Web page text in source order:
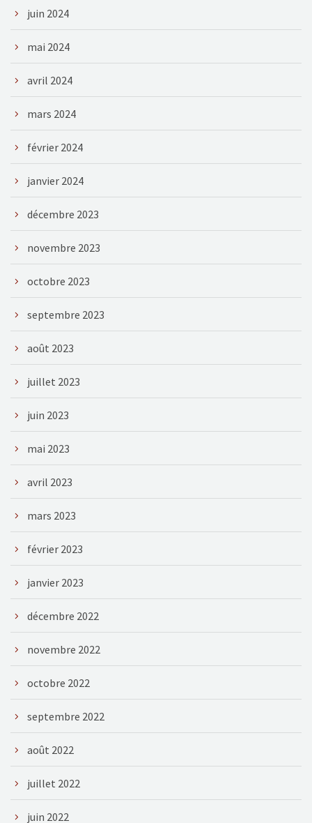
juin 2024
mai 2024
avril 2024
mars 2024
février 2024
janvier 2024
décembre 2023
novembre 2023
octobre 2023
septembre 2023
août 2023
juillet 2023
juin 2023
mai 2023
avril 2023
mars 2023
février 2023
janvier 2023
décembre 2022
novembre 2022
octobre 2022
septembre 2022
août 2022
juillet 2022
juin 2022